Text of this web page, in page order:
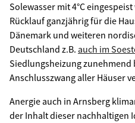
Solewasser mit 4°C
Rücklauf ganzjährig für die
Dänemark und weiteren
Deutschland z.B. auch im
Siedlungsheizung zunehmend
Anschlusszwang aller Häuser
Anergie auch in Arnsberg
der Inhalt dieser nachhaltigen